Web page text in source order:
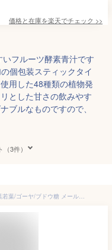
価格と在庫を楽天でチェック >>
フルーツ酵素青汁です
個包装スティックタイ
用した48種類の植物発
とした甘さの飲みやす
ブルなものですので、
3件）
酵素青汁 青汁 139種配合 粉末 ケール/大葉若葉/ゴーヤ/ブドウ糖 メール便無料 【ゆうパケット】